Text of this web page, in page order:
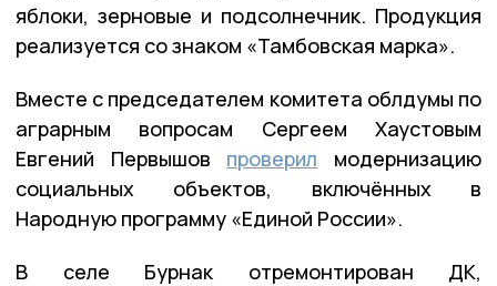
яблоки, зерновые и подсолнечник. Продукция
реализуется со знаком «Тамбовская марка».
Вместе с председателем комитета облдумы по
аграрным вопросам Сергеем Хаустовым
Евгений Первышов проверил модернизацию
социальных объектов, включённых в
Народную программу «Единой России».
В селе Бурнак отремонтирован ДК,